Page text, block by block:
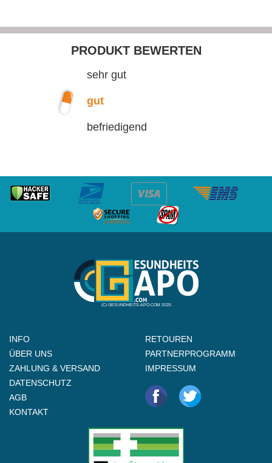
PRODUKT BEWERTEN
sehr gut
gut
befriedigend
(C) GESUNDHEITS-APO.COM 2025
INFO
ÜBER UNS
ZAHLUNG & VERSAND
DATENSCHUTZ
AGB
KONTAKT
RETOUREN
PARTNERPROGRAMM
IMPRESSUM